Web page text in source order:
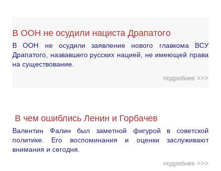
В ООН не осудили нациста Драпатого
В ООН не осудили заявление нового главкома ВСУ
Драпатого, назвавшего русских нацией, не имеющей права
на существование.
подробнее >>>
В чем ошиблись Ленин и Горбачев
Валентин Фалин был заметной фигурой в советской
политике. Его воспоминания и оценки заслуживают
внимания и сегодня.
подробнее >>>